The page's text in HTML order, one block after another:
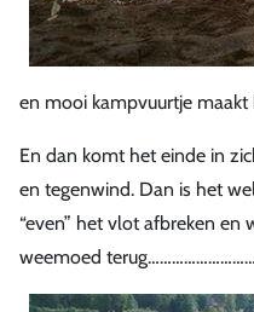
en mooi kampvuurtje
En dan komt het einde in
en tegenwind. Dan is het
“even” het vlot afbreken en
weemoed